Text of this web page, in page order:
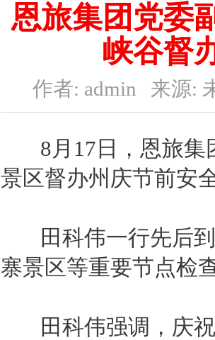
恩旅集团党委
峡谷督
作者: admin 来源:
8月17日，恩旅集
景区督办州庆节前安
田科伟一行先后到
寨景区等重要节点检
田科伟强调，庆祝